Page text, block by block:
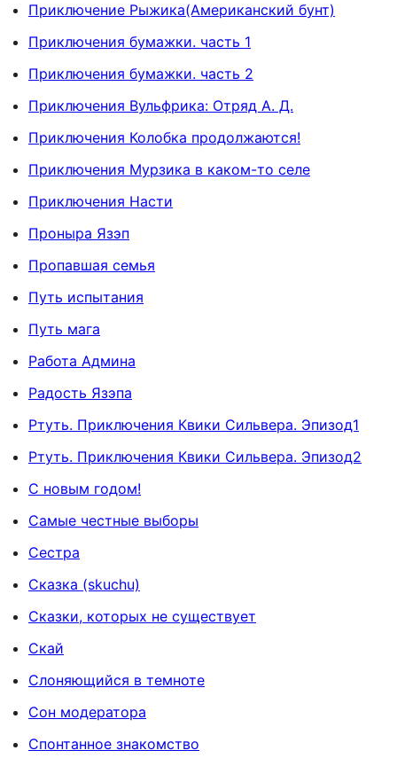
Приключение Рыжика(Американский бунт)
Приключения бумажки. часть 1
Приключения бумажки. часть 2
Приключения Вульфрика: Отряд А. Д.
Приключения Колобка продолжаются!
Приключения Мурзика в каком-то селе
Приключения Насти
Проныра Язэп
Пропавшая семья
Путь испытания
Путь мага
Работа Админа
Радость Язэпа
Ртуть. Приключения Квики Сильвера. Эпизод1
Ртуть. Приключения Квики Сильвера. Эпизод2
С новым годом!
Самые честные выборы
Сестра
Сказка (skuchu)
Сказки, которых не существует
Скай
Слоняющийся в темноте
Сон модератора
Спонтанное знакомство